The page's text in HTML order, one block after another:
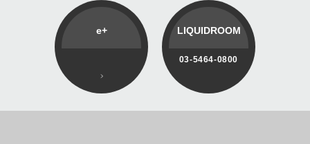
e+ LIQUIDROOM
03-5464-0800